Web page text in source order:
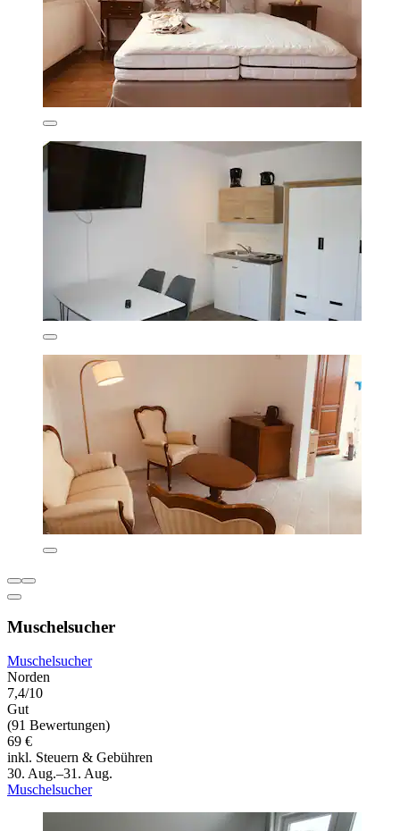
Muschelsucher
Muschelsucher
Norden
7,4/10
Gut
(91 Bewertungen)
69 €
inkl. Steuern & Gebühren
30. Aug.–31. Aug.
Muschelsucher